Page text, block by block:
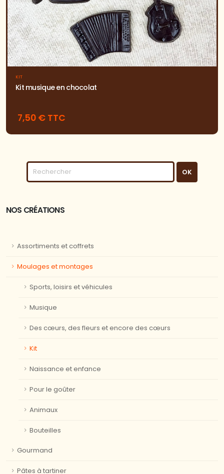
KIT
Kit musique en chocolat
7,50 € TTC
NOS CRÉATIONS
Assortiments et coffrets
Moulages et montages
Sports, loisirs et véhicules
Musique
Des cœurs, des fleurs et encore des cœurs
Kit
Naissance et enfance
Pour le goûter
Animaux
Bouteilles
Gourmand
Pâtes à tartiner